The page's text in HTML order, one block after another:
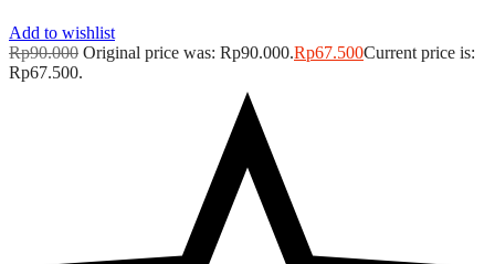
Add to wishlist
Rp90.000 Original price was: Rp90.000.Rp67.500Current price is:
Rp67.500.